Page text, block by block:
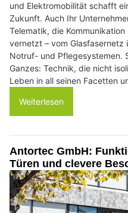
und Elektromobilität schafft
Zukunft. Auch Ihr
Telematik, die
vernetzt – vom Glasfasernetz
Notruf- und Pflegesystemen.
Ganzes: Technik, die nicht
Leben in all seinen Facetten
Weiterlesen
Antortec GmbH:
Türen und clevere